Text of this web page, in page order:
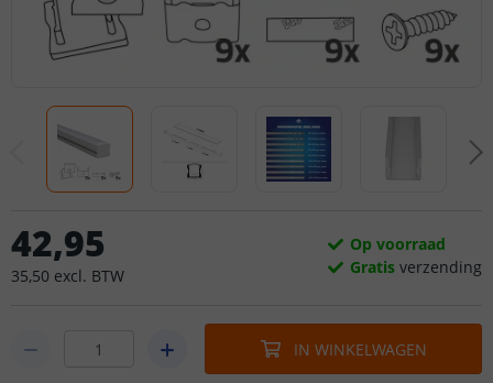
42,95
35,50 excl. BTW
Op voorraad
Gratis verzending
IN WINKELWAGEN